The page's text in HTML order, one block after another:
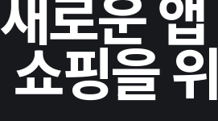
새로운
쇼핑을